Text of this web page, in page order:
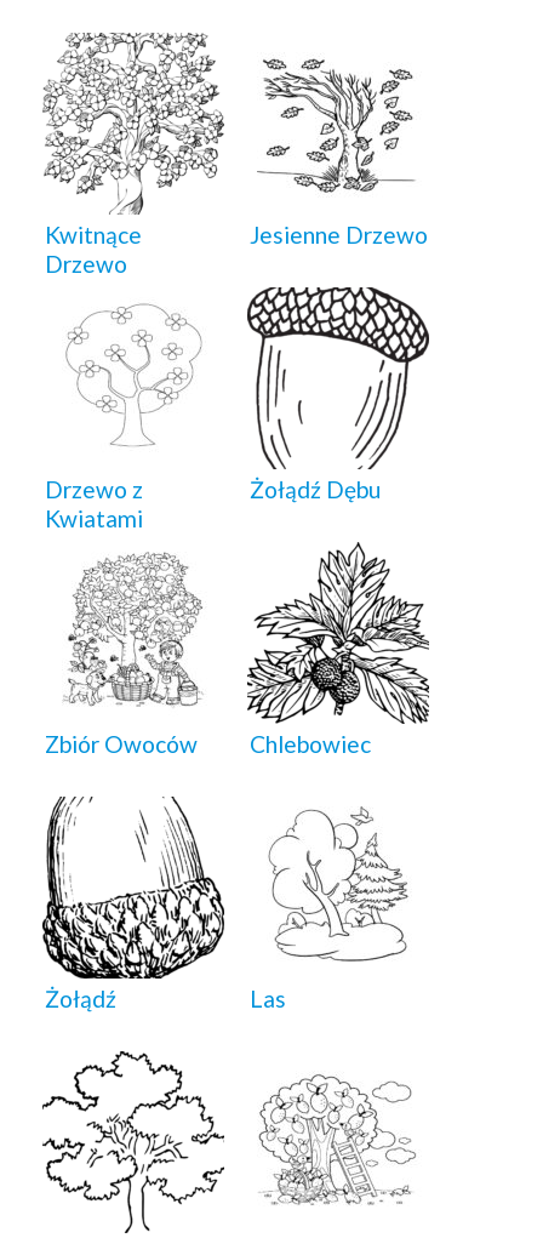
Kwitnące
Drzewo
Jesienne Drzewo
Drzewo z
Kwiatami
Żołądź Dębu
Zbiór Owoców Chlebowiec
Żołądź Las